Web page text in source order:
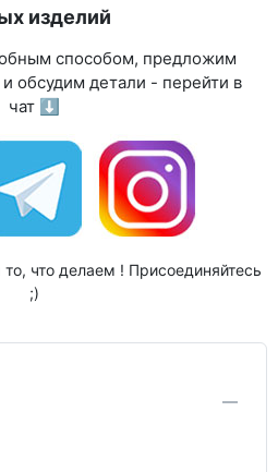
изделий
способом, предложим
обсудим детали - перейти в
чат ⬇
что делаем ! Присоединяйтесь
;)